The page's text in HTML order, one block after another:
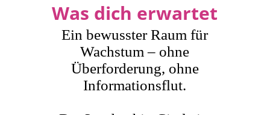
Was dich erwartet
Ein bewusster Raum für
Wachstum – ohne
Überforderung, ohne
Informationsflut.